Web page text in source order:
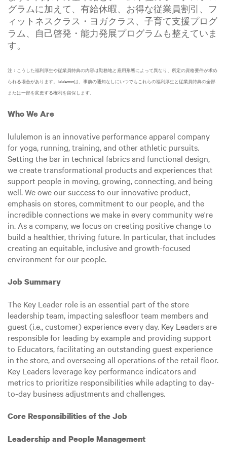
グラムに加えて、有給休暇、お得な従業員割引、フ
ィットネスクラス・ヨガクラス、子育て支援プログ
ラム、自己啓発・能力発展プログラムも整えていま
す。
注：こうした福利厚生や従業員特典の内容は勤務地と雇用形態によって異なり、所定の資格要件が求め
られる場合があります。lululemonは、事前の通知なしにいつでもこれらの福利厚生と従業員特典の全部
または一部を変更する権利を留保します。
Who We Are
lululemon is an innovative performance apparel company
for yoga, running, training, and other athletic pursuits.
Setting the bar in technical fabrics and functional design,
we create transformational products and experiences that
support people in moving, growing, connecting, and being
well. We owe our success to our innovative product,
emphasis on stores, commitment to our people, and the
incredible connections we make in every community we're
in. As a company, we focus on creating positive change to
build a healthier, thriving future. In particular, that includes
creating an equitable, inclusive and growth-focused
environment for our people.
Job Summary
The Key Leader role is an essential part of the store
leadership team, impacting salesfloor team members and
guest (i.e., customer) experience every day. Key Leaders are
responsible for leading by example and providing support
to Educators, facilitating an outstanding guest experience
in the store, and overseeing all operations of the retail floor.
Key Leaders leverage key performance indicators and
metrics to prioritize responsibilities while adapting to day-
to-day business adjustments and challenges.
Core Responsibilities of the Job
Leadership and People Management